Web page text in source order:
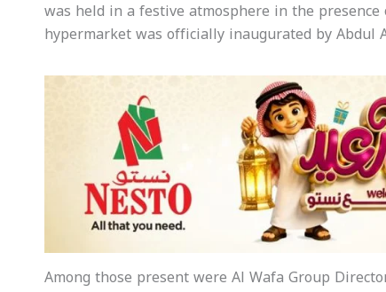
was held in a festive atmosphere in the
hypermarket was officially inaugurated by Abdul
Among those present were Al Wafa Group